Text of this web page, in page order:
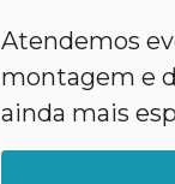
Atendemos
montagem e
ainda mais